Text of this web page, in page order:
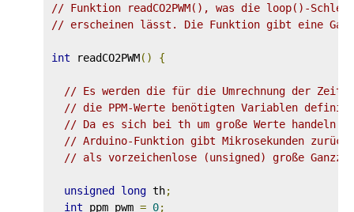
// Funktion readCO2PWM(), was die loop()-
// erscheinen lässt. Die Funktion gibt eine
int readCO2PWM() {
// Es werden die für die Umrechnung der
// die PPM-Werte benötigten Variablen
// Da es sich bei th um große Werte handeln
// Arduino-Funktion gibt Mikrosekunden
// als vorzeichenlose (unsigned) große
unsigned long th;
int ppm_pwm = 0;